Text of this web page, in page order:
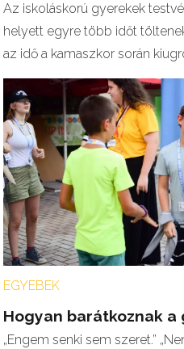
Az iskoláskorú gyerekek
helyett egyre több időt
az idő a kamaszkor során
EGYEBEK
Hogyan barátkoznak a
„Engem senki sem szeret.”